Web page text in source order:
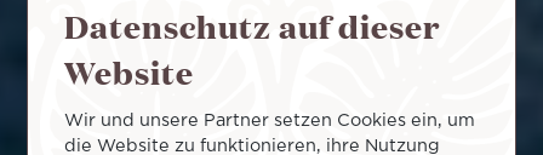
Datenschutz auf dieser
Website
Wir und unsere Partner setzen Cookies ein, um
die Website zu funktionieren, ihre Nutzung